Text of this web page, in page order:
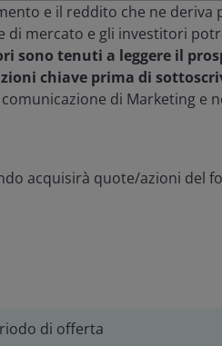
e il reddito che ne
di mercato e gli investitori
sono tenuti a leggere il
chiave prima di
di Marketing e
acquisirà quote/azioni del
di offerta